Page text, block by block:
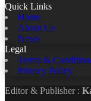
Quick Links
Home
About Us
News
Legal
Terms &
Privacy Policy
Editor & Publisher :